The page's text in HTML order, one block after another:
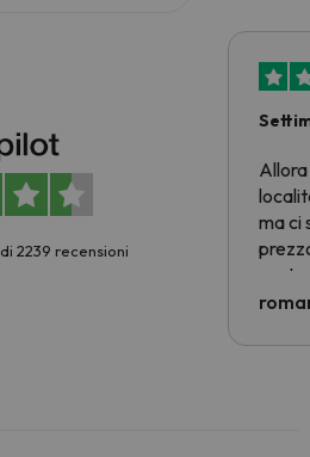
2239 recensioni
Allora
ma ci